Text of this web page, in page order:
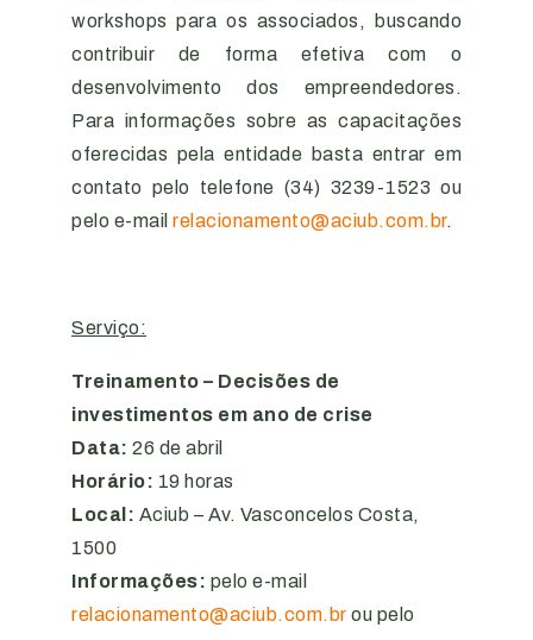
workshops para os associados, buscando
contribuir de forma efetiva com o
desenvolvimento dos empreendedores.
Para informações sobre as capacitações
oferecidas pela entidade basta entrar em
contato pelo telefone (34) 3239-1523 ou
pelo e-mail relacionamento@aciub.com.br.
Serviço:
Treinamento – Decisões de
investimentos em ano de crise
Data: 26 de abril
Horário: 19 horas
Local: Aciub – Av. Vasconcelos Costa,
1500
Informações: pelo e-mail
relacionamento@aciub.com.br ou pelo